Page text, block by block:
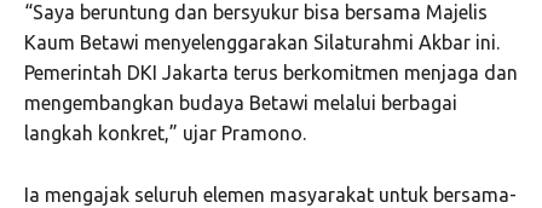
“Saya beruntung dan bersyukur bisa bersama Majelis
Kaum Betawi menyelenggarakan Silaturahmi Akbar ini.
Pemerintah DKI Jakarta terus berkomitmen menjaga dan
mengembangkan budaya Betawi melalui berbagai
langkah konkret,” ujar Pramono.
Ia mengajak seluruh elemen masyarakat untuk bersama-